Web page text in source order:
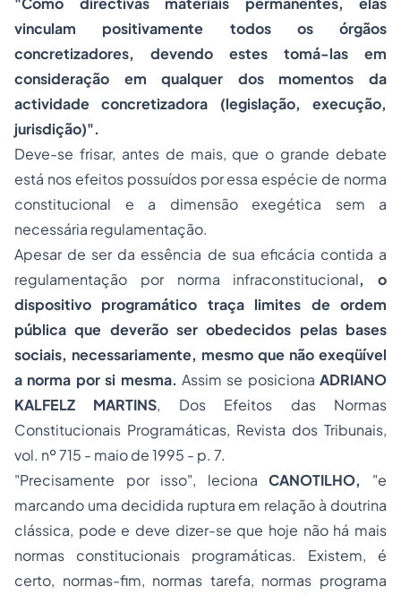
vinculam positivamente todos os órgãos
concretizadores, devendo estes tomá-las em
consideração em qualquer dos momentos da
actividade concretizadora (legislação, execução,
jurisdição)".
Deve-se frisar, antes de mais, que o grande debate
está nos efeitos possuídos por essa espécie de norma
constitucional e a dimensão exegética sem a
necessária regulamentação.
Apesar de ser da essência de sua eficácia contida a
regulamentação por norma infraconstitucional, o
dispositivo programático traça limites de ordem
pública que deverão ser obedecidos pelas bases
sociais, necessariamente, mesmo que não exeqüível
a norma por si mesma. Assim se posiciona ADRIANO
KALFELZ MARTINS, Dos Efeitos das Normas
Constitucionais Programáticas, Revista dos Tribunais,
vol. nº 715 - maio de 1995 - p. 7.
"Precisamente por isso", lecionaCANOTILHO, "e
marcando uma decidida ruptura em relação à doutrina
clássica, pode e deve dizer-se que hoje não há mais
normas constitucionais programáticas. Existem, é
certo, normas-fim, normas tarefa, normas programa